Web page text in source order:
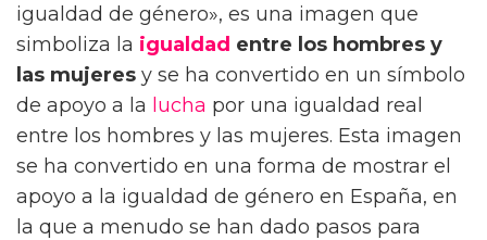
igualdad de género», es una imagen que
simboliza la igualdad entre los hombres y
las mujeres y se ha convertido en un símbolo
de apoyo a la lucha por una igualdad real
entre los hombres y las mujeres. Esta imagen
se ha convertido en una forma de mostrar el
apoyo a la igualdad de género en España, en
la que a menudo se han dado pasos para